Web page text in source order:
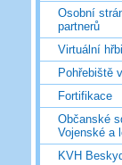
Osobní
partnerů
Virtuální
Pohřebiště
Fortifikace
Občanské
Vojenské a
KVH